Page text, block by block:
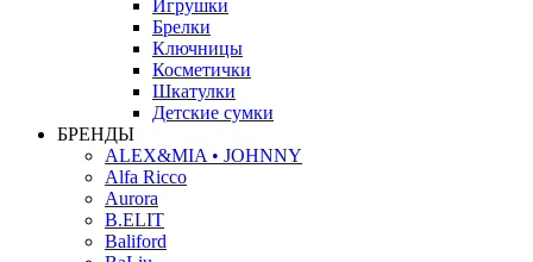
Игрушки
Брелки
Ключницы
Косметички
Шкатулки
Детские сумки
БРЕНДЫ
ALEX&MIA • JOHNNY
Alfa Ricco
Aurora
B.ELIT
Baliford